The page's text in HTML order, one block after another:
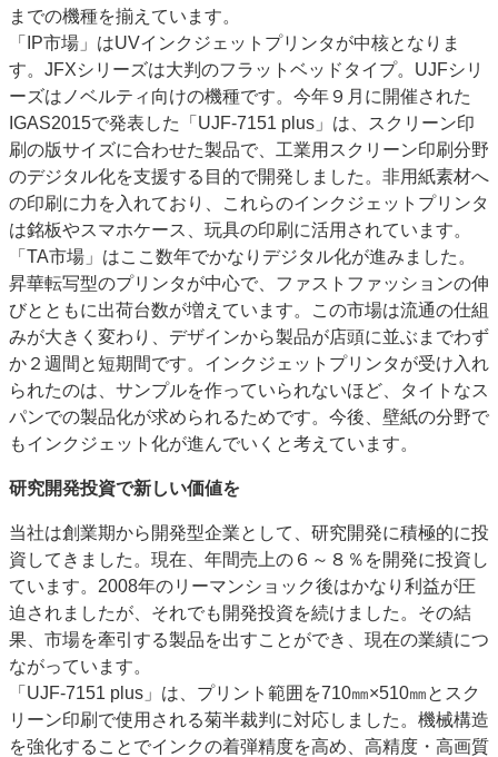
までの機種を揃えています。
「IP市場」はUVインクジェットプリンタが中核となりま
す。JFXシリーズは大判のフラットベッドタイプ。UJFシリ
ーズはノベルティ向けの機種です。今年９月に開催された
IGAS2015で発表した「UJF-7151 plus」は、スクリーン印
刷の版サイズに合わせた製品で、工業用スクリーン印刷分野
のデジタル化を支援する目的で開発しました。非用紙素材へ
の印刷に力を入れており、これらのインクジェットプリンタ
は銘板やスマホケース、玩具の印刷に活用されています。
「TA市場」はここ数年でかなりデジタル化が進みました。
昇華転写型のプリンタが中心で、ファストファッションの伸
びとともに出荷台数が増えています。この市場は流通の仕組
みが大きく変わり、デザインから製品が店頭に並ぶまでわず
か２週間と短期間です。インクジェットプリンタが受け入れ
られたのは、サンプルを作っていられないほど、タイトなス
パンでの製品化が求められるためです。今後、壁紙の分野で
もインクジェット化が進んでいくと考えています。
研究開発投資で新しい価値を
当社は創業期から開発型企業として、研究開発に積極的に投
資してきました。現在、年間売上の６～８％を開発に投資し
ています。2008年のリーマンショック後はかなり利益が圧
迫されましたが、それでも開発投資を続けました。その結
果、市場を牽引する製品を出すことができ、現在の業績につ
ながっています。
「UJF-7151 plus」は、プリント範囲を710㎜×510㎜とスク
リーン印刷で使用される菊半裁判に対応しました。機械構造
を強化することでインクの着弾精度を高め、高精度・高画質